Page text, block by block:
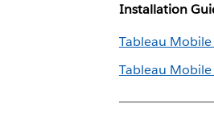
Installation
Tableau
Tableau